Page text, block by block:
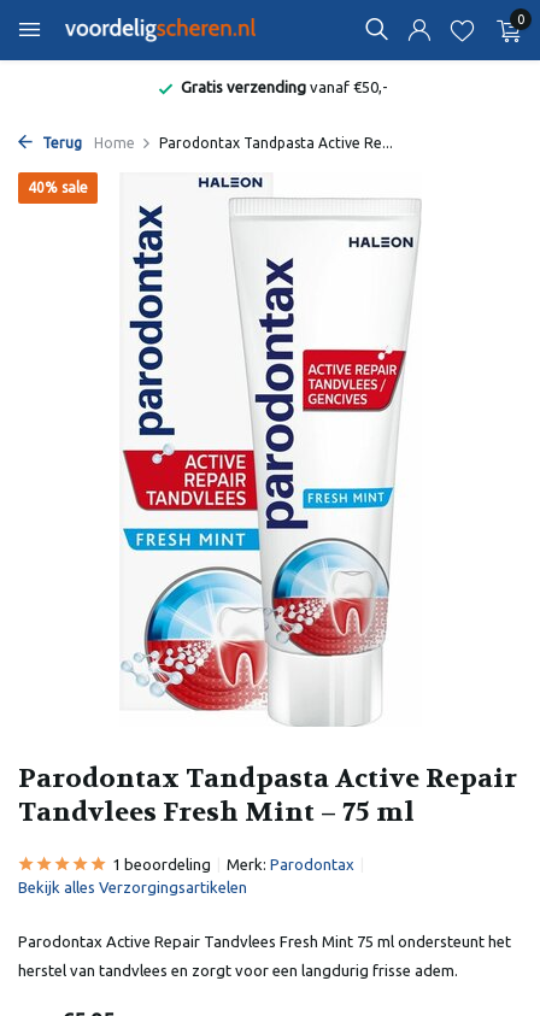
0
Gratis verzendingvanaf €50,-
Terug Home Parodontax Tandpasta Active Re...
Parodontax Tandpasta Active Repair
Tandvlees Fresh Mint – 75 ml
40% sale
1 beoordeling Merk: Parodontax
Bekijk alles Verzorgingsartikelen
Parodontax Active Repair Tandvlees Fresh Mint 75 ml ondersteunt het
herstel van tandvlees en zorgt voor een langdurig frisse adem.